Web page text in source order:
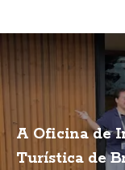
A Oficina de
Turística de